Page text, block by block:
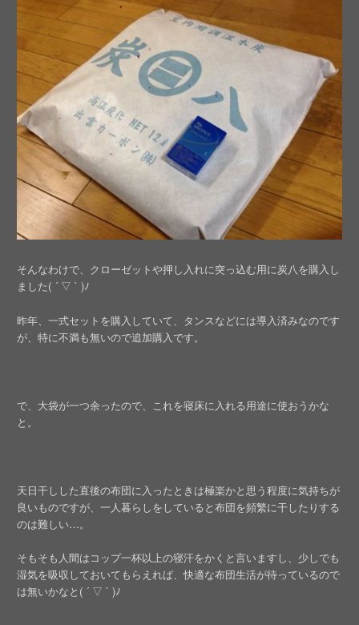
そんなわけで、クローゼットや押し入れに突っ込む用に炭八を購入し
ました( ´ ▽ ` )ﾉ
昨年、一式セットを購入していて、タンスなどには導入済みなのです
が、特に不満も無いので追加購入です。
で、大袋が一つ余ったので、これを寝床に入れる用途に使おうかな
と。
天日干しした直後の布団に入ったときは極楽かと思う程度に気持ちが
良いものですが、一人暮らしをしていると布団を頻繁に干したりする
のは難しい…。
そもそも人間はコップ一杯以上の寝汗をかくと言いますし、少しでも
湿気を吸収しておいてもらえれば、快適な布団生活が待っているので
は無いかなと( ´ ▽ ` )ﾉ